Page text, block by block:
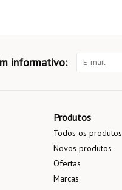
informativo:
Produtos
Todos os produtos
Novos produtos
Ofertas
Marcas